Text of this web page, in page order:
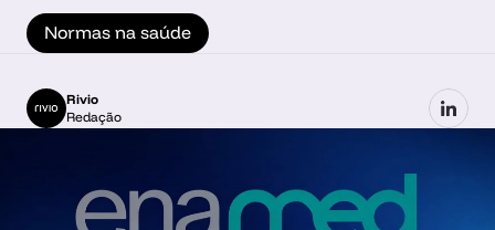
Normas na saúde
Rivio
Redação